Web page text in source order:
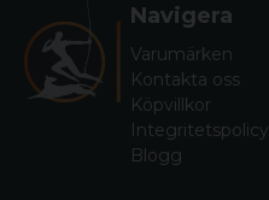
Navigera
Varumärken
Kontakta oss
Köpvillkor
Integritetspolicy
Blogg